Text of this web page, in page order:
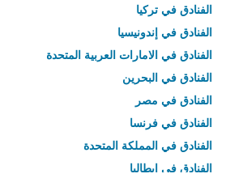
الفنادق في تركيا
الفنادق في إندونيسيا
الفنادق في الامارات العربية المتحدة
الفنادق في البحرين
الفنادق في مصر
الفنادق في فرنسا
الفنادق في المملكة المتحدة
الفنادق في إيطاليا